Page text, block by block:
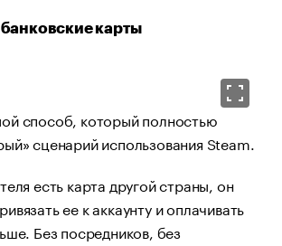
карты
способ, который полностью
сценарий использования Steam.
есть карта другой страны, он
ее к аккаунту и оплачивать
Без посредников, без